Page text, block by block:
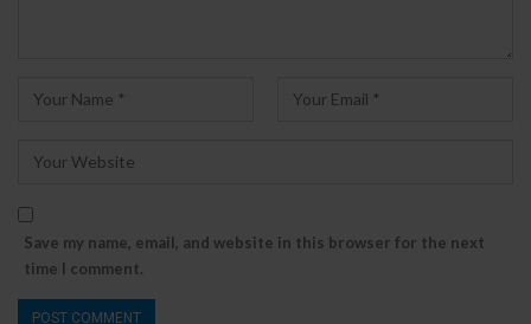
Save my name, email, and website in this browser for the next
time I comment.